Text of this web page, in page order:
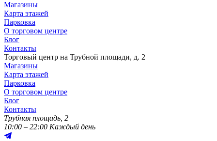
Магазины
Карта этажей
Парковка
О торговом центре
Блог
Контакты
Торговый центр на Трубной площади, д. 2
Магазины
Карта этажей
Парковка
О торговом центре
Блог
Контакты
Трубная площадь, 2
10:00 – 22:00 Каждый день